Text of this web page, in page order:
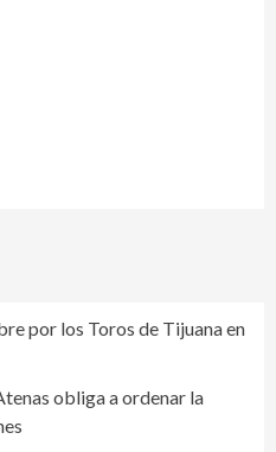
por los Toros de Tijuana en
obliga a ordenar la